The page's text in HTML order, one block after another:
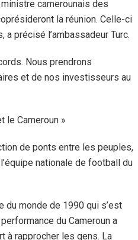
camerounais des
la réunion. Celle-ci
précisé l’ambassadeur Turc.
Nous prendrons
et de nos investisseurs au
le Cameroun »
de ponts entre les peuples,
nationale de football du
du monde de 1990 qui s’est
du Cameroun a
à rapprocher les gens. La